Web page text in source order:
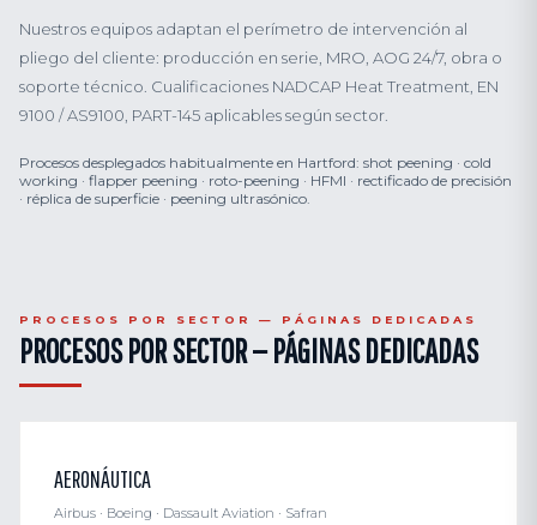
Nuestros equipos adaptan el perímetro de intervención al
pliego del cliente: producción en serie, MRO, AOG 24/7, obra o
soporte técnico. Cualificaciones NADCAP Heat Treatment, EN
9100 / AS9100, PART-145 aplicables según sector.
Procesos desplegados habitualmente en Hartford: shot peening · cold
working · flapper peening · roto-peening · HFMI · rectificado de precisión
· réplica de superficie · peening ultrasónico.
PROCESOS POR SECTOR — PÁGINAS DEDICADAS
PROCESOS POR SECTOR — PÁGINAS DEDICADAS
AERONÁUTICA
Airbus · Boeing · Dassault Aviation · Safran